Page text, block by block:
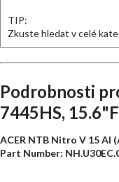
TIP:
Zkuste hledat v celé
Podrobnosti
7445HS,
ACER NTB Nitro V 15 AI
Part Number: